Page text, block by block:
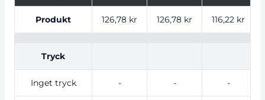
Produkt 126,78 kr 126,78 kr 116,22 kr
Tryck
Inget tryck - - -